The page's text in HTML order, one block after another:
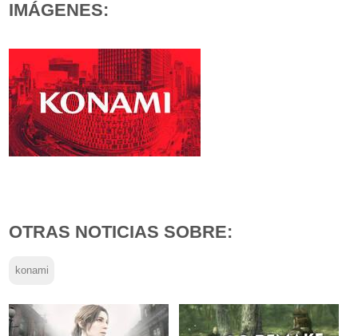
IMÁGENES:
OTRAS NOTICIAS SOBRE:
konami